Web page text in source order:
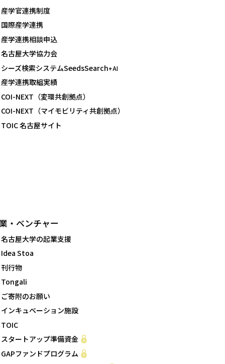
産学官連携制度
国際産学連携
産学連携相談申込
名古屋大学協力会
シーズ検索システムSeedsSearch+AI
産学連携取組実績
COI-NEXT（変環共創拠点）
COI-NEXT（マイモビリティ共創拠点）
TOIC 名古屋サイト
・ベンチャー
名古屋大学の起業支援
Idea Stoa
刊行物
Tongali
ご寄附のお願い
インキュベーション施設
TOIC
スタートアップ準備資金
GAPファンドプログラム